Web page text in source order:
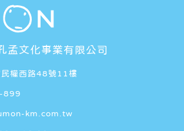
孟文化事業有限公司
權西路48號11樓
899
km.com.tw